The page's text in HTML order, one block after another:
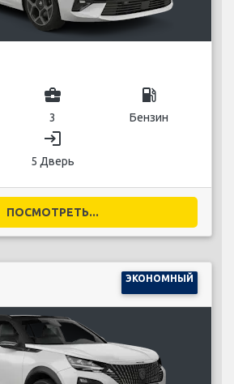
business_center
3
local_gas_station
Бензин
login
5 Дверь
ПОСМОТРЕТЬ...
ЭКОНОМНЫЙ